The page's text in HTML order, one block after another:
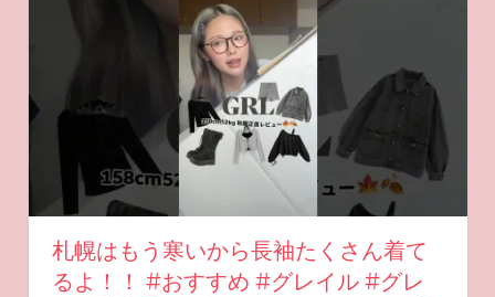
札幌はもう寒いから長袖たくさん着て
るよ！！ #おすすめ #グレイル #グレ